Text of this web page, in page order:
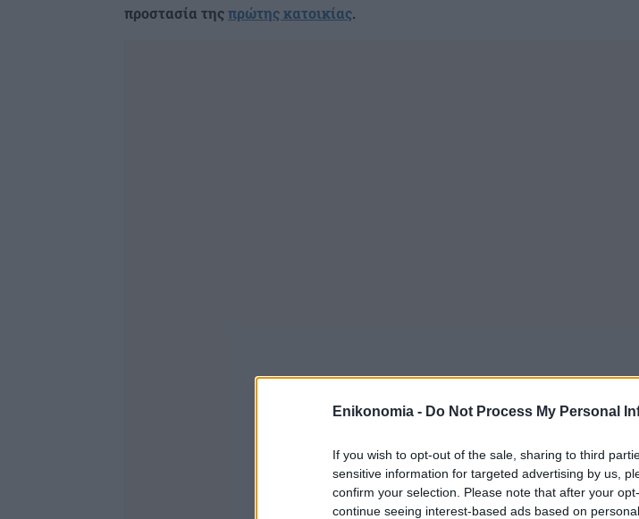
Enikonomia - Do Not Process My Personal
If you wish to opt-out of the sale, sharing to third
sensitive information for targeted advertising by us,
confirm your selection. Please note that after your
continue seeing interest-based ads based on
προστασία τηςπρώτης κατοικίας.